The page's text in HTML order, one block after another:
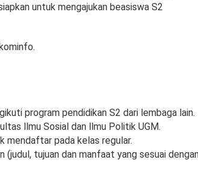
untuk mengajukan beasiswa S2
program pendidikan S2 dari lembaga lain.
llmu Sosial dan llmu Politik UGM.
mendaftar pada kelas regular.
(judul, tujuan dan manfaat yang sesuai